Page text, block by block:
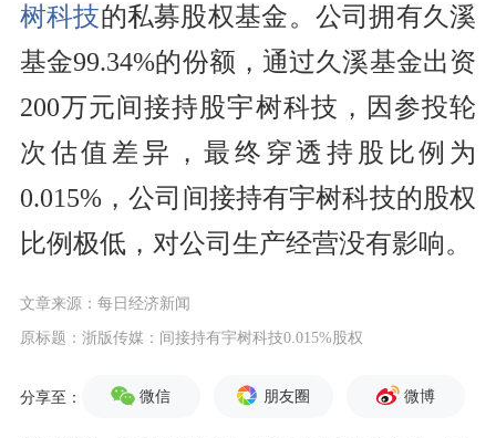
树科技的私募股权基金。公司拥有久溪
基金99.34%的份额，通过久溪基金出资
200万元间接持股宇树科技，因参投轮
次估值差异，最终穿透持股比例为
0.015%，公司间接持有宇树科技的股权
比例极低，对公司生产经营没有影响。
文章来源：每日经济新闻
原标题：浙版传媒：间接持有宇树科技0.015%股权
分享至： 微信 朋友圈 微博